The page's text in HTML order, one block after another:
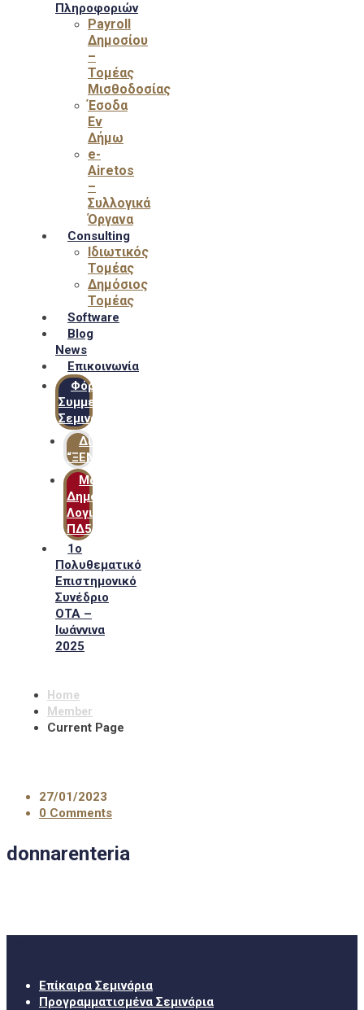
Πληροφοριών
Payroll
Δημοσίου
–
Τομέας
Μισθοδοσίας
Έσοδα
Εν
Δήμω
e-
Airetos
–
Συλλογικά
Όργανα
Consulting
Ιδιωτικός
Τομέας
Δημόσιος
Τομέας
Software
Blog
News
Επικοινωνία
Φόρμα
Συμμετοχής
Σεμιναρίων
Δίκτυο
“ΞΕΝΟΦΩΝ”
Μακροχρόνιο
Δημόσιο
Λογιστικό
ΠΔ54
1ο
Πολυθεματικό
Επιστημονικό
Συνέδριο
ΟΤΑ –
Ιωάννινα
2025
Home
Member
Current Page
27/01/2023
0 Comments
donnarenteria
Επίκαιρα Σεμινάρια
Προγραμματισμένα Σεμινάρια